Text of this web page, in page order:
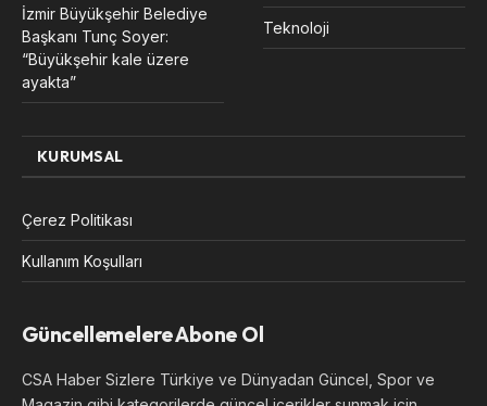
İzmir Büyükşehir Belediye
Başkanı Tunç Soyer:
“Büyükşehir kale üzere
ayakta”
Teknoloji
KURUMSAL
Çerez Politikası
Kullanım Koşulları
Güncellemelere Abone Ol
CSA Haber Sizlere Türkiye ve Dünyadan Güncel, Spor ve